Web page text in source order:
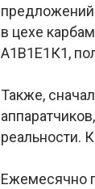
в цехе
А1В1Е1К1,
Также,
реальности.
Ежемесячно